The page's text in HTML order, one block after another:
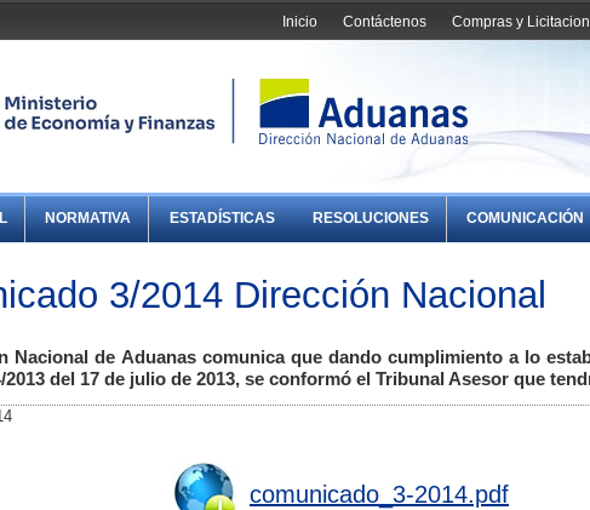
Compras y
Contáctenos
Inicio
NORMATIVA ESTADÍSTICAS RESOLUCIONES COMUNICACIÓN
3/2014 Dirección Nacional
Nacional de Aduanas comunica que dando cumplimiento a lo
2013 del 17 de julio de 2013, se conformó el Tribunal Asesor que
comunicado_3-2014.pdf